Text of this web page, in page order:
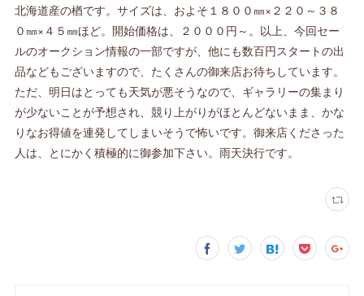
北海道産の楢です。サイズは、およそ１８００㎜×２２０～３８
０㎜×４５㎜ほど。開始価格は、２０００円～。以上、今回セー
ルのオークション情報の一部ですが、他にも数百円スタートの出
品などもございますので、たくさんの御来店お待ちしています。
ただ、明日はとっても天気が悪そうなので、ギャラリーの集まり
が少ないことが予想され、競り上がりがほとんどないまま、かな
りなお得値を連発してしまいそうで怖いです。御来店くださった
人は、とにかく積極的に御参加下さい。雨天決行です。